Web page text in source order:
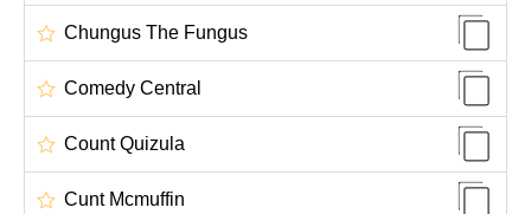
Chungus The Fungus
Comedy Central
Count Quizula
Cunt Mcmuffin